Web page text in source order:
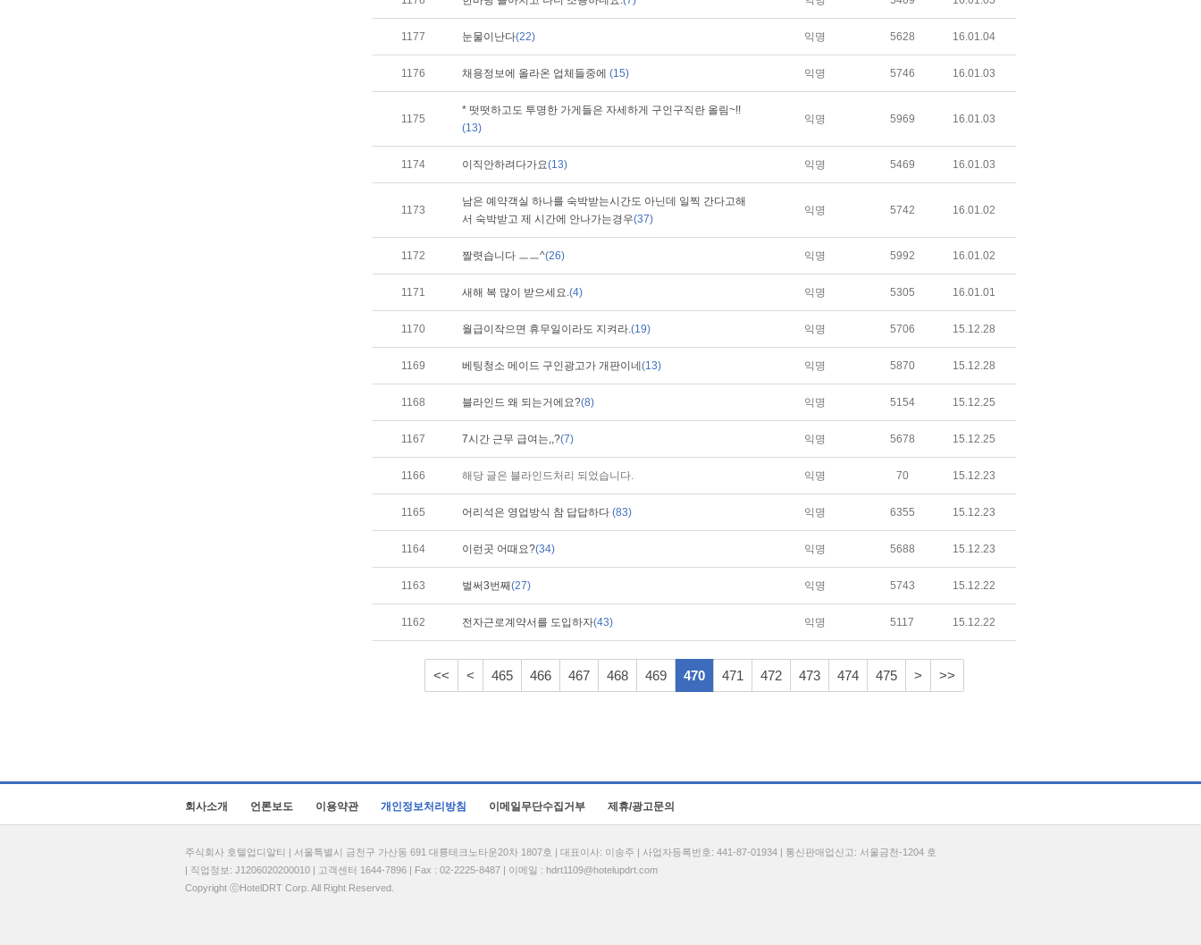
1177 눈물이난다(22) 익명 5628 16.01.04
1176 채용정보에 올라온 업체들중에 (15) 익명 5746 16.01.03
1175
* 떳떳하고도 투명한 가게들은 자세하게 구인구직란 올림~!!
(13)
익명 5969 16.01.03
1174 이직안하려다가요(13) 익명 5469 16.01.03
1173
남은 예약객실 하나를 숙박받는시간도 아닌데 일찍 간다고해
서 숙박받고 제 시간에 안나가는경우(37)
익명 5742 16.01.02
1172 짤렷습니다 ㅡㅡ^(26) 익명 5992 16.01.02
1171 새해 복 많이 받으세요.(4) 익명 5305 16.01.01
1170 월급이작으면 휴무일이라도 지켜라.(19) 익명 5706 15.12.28
1169 베팅청소 메이드 구인광고가 개판이네 (13) 익명 5870 15.12.28
1168 블라인드 왜 되는거에요?(8) 익명 5154 15.12.25
1167 7시간 근무 급여는,,?(7) 익명 5678 15.12.25
1166 해당 글은 블라인드처리 되었습니다. 익명 70 15.12.23
1165 어리석은 영업방식 참 답답하다 (83) 익명 6355 15.12.23
1164 이런곳 어때요?(34) 익명 5688 15.12.23
1163 벌써3번째(27) 익명 5743 15.12.22
1162 전자근로계약서를 도입하자(43) 익명 5117 15.12.22
<< < 465 466 467 468 469 470 471 472 473 474 475 > >>
회사소개 언론보도 이용약관 개인정보처리방침 이메일무단수집거부 제휴/광고문의
주식회사 호텔업디알티 | 서울특별시 금천구 가산동 691 대륭테크노타운20차 1807호 | 대표이사: 이송주 | 사업자등록번호: 441-87-01934 | 통신판매업신고: 서울금천-1204 호
| 직업정보: J1206020200010 | 고객센터 1644-7896 | Fax : 02-2225-8487 | 이메일 : hdrt1109@hotelupdrt.com
Copyright ⓒHotelDRT Corp. All Right Reserved.